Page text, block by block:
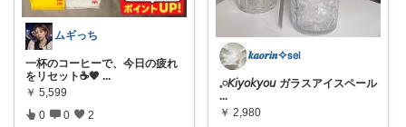
ムギっち
一杯のコーヒーで、今日の疲れ
をリセット☕🤎 ...
￥ 5,599
0 0 2
𝒌𝒂𝒐𝒓𝒊𝒏✧𝗌𝖾𝗅
𓈒𓏸𝘒𝘪𝘺𝘰𝘬𝘺𝘰𝘶 ガラスアイスペール
...
￥ 2,980